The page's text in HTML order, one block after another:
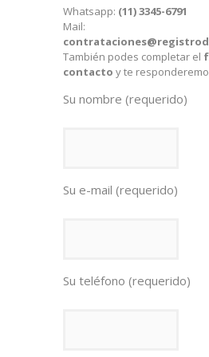
Whatsapp: (11) 3345-6791
Mail:
También podes completar el
contacto y te
Su nombre (requerido)
Su e-mail (requerido)
Su teléfono (requerido)